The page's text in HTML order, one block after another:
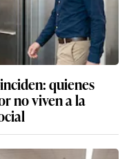
quienes
no viven a la